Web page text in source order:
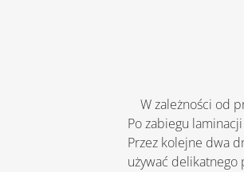
W zależności
Po zabiegu
Przez kolejne dwa
używać delikatnego